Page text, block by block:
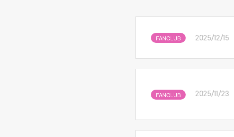
FANCLUB 2025/12/15
FANCLUB 2025/11/23